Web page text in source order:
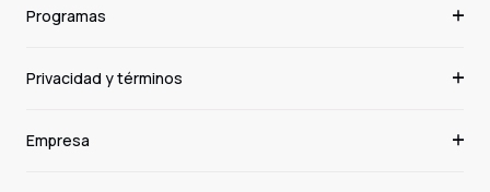
Programas
Privacidad y términos
Empresa